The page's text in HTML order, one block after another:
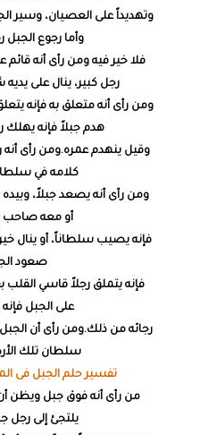
وتهديداً على العصيان، وسير
وأما رجوع الجبل
فلا خير فيه ومن رأى أنه
رجل كبير، ينال على يديه
ومن رأى أنه متعلق به فإنه
هدم جبلاً فإنه يهلك
وقيل ينهدم عمره.ومن رأى
كلامه في
ومن رأى أنه يصعد جبلاً،
أو معه
فإنه يصيب سلطاناً، أو ينال
صعود
فإنه يتملق رجلاً قاسي القلب
على الجبل فإنه
رجائه من ذلك.ومن رأى أن
سلطان تلك
تفسير حلم الجبل فى
من رأى أنه فوق جبل ويظن
يلتجئ إلى رجل